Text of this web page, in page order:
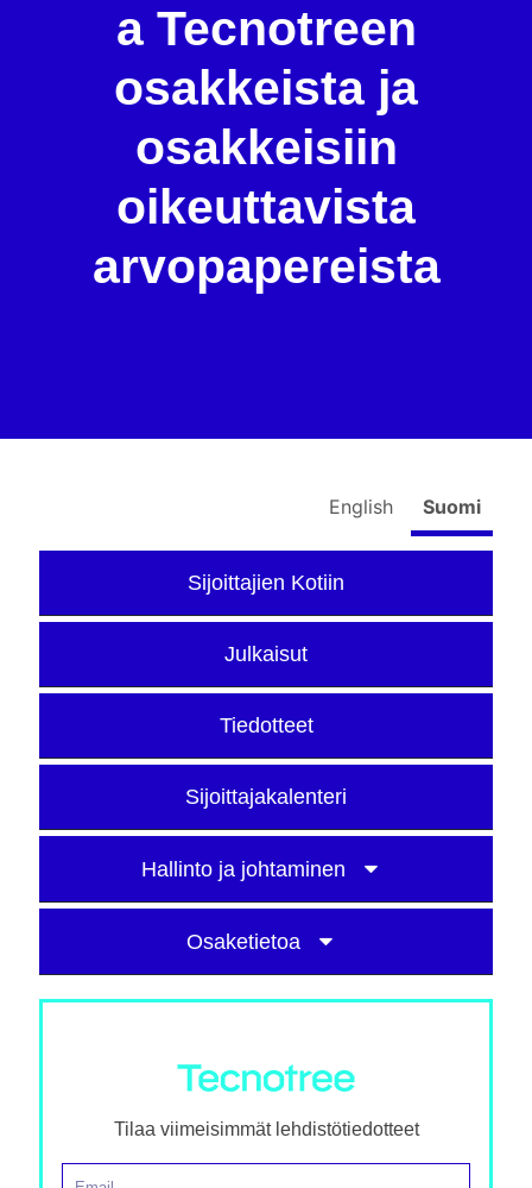
a Tecnotreen
osakkeista ja
osakkeisiin
oikeuttavista
arvopapereista
English Suomi
Sijoittajien Kotiin
Julkaisut
Tiedotteet
Sijoittajakalenteri
Hallinto ja johtaminen
Osaketietoa
Tilaa viimeisimmät lehdistötiedotteet